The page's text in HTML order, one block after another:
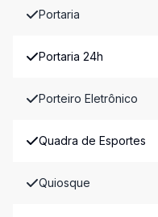
Portaria
Portaria 24h
Porteiro Eletrônico
Quadra de Esportes
Quiosque